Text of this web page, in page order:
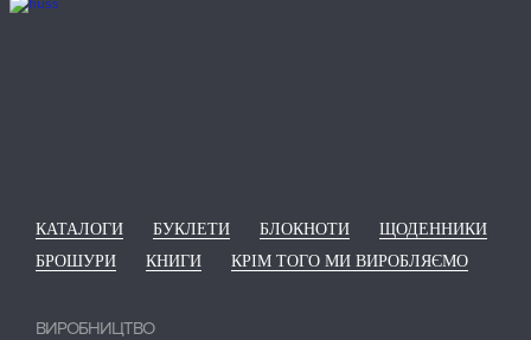
КАТАЛОГИ БУКЛЕТИ БЛОКНОТИ
ЩОДЕННИКИ
БРОШУРИ
КНИГИ КРІМ ТОГО МИ ВИРОБЛЯЄМО
ВИРОБНИЦТВО